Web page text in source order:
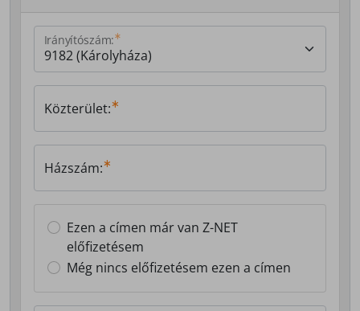
Irányítószám:
Közterület:
Házszám:
Ezen a címen már van Z-NET
előfizetésem
Még nincs előfizetésem ezen a címen